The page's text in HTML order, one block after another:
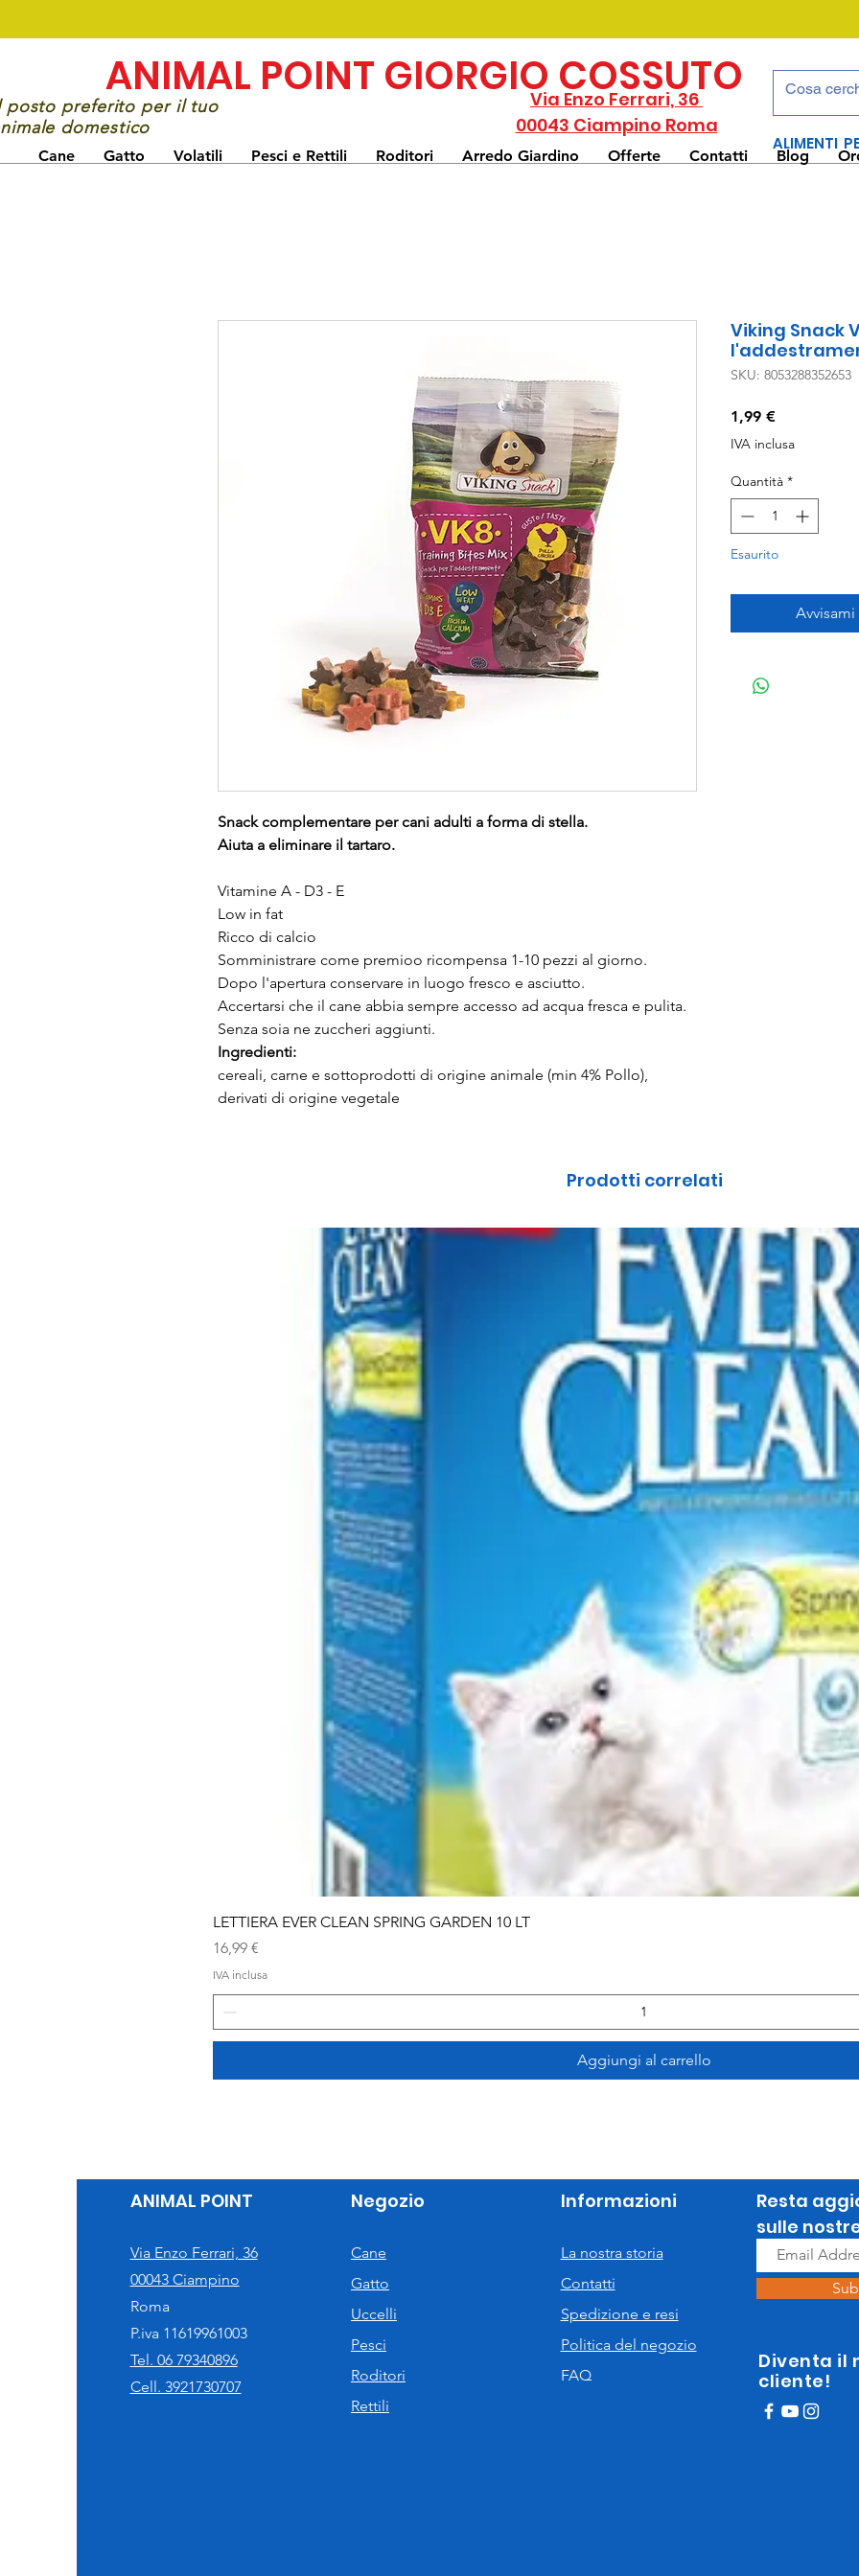
Cane Gatto Volatili Pesci e Rettili Roditori Arredo Giardino Offerte Contatti Blog
ANIMAL POINT GIORGIO COSSUTO
posto preferito per il tuo
domestico
Via Enzo Ferrari, 36
00043 Ciampino Roma
ALIMENTI
Snack complementare per cani adulti a forma di stella.
Aiuta a eliminare il tartaro.
Vitamine A - D3 - E
Low in fat
Ricco di calcio
Somministrare come premioo ricompensa 1-10 pezzi al giorno.
Dopo l'apertura conservare in luogo fresco e asciutto.
Accertarsi che il cane abbia sempre accesso ad acqua fresca e pulita.
Senza soia ne zuccheri aggiunti.
Ingredienti:
cereali, carne e sottoprodotti di origine animale (min 4% Pollo),
derivati di origine vegetale
Viking Snack
SKU: 8053288352653
1,99 €Prezzo
IVA inclusa
Quantità *
Esaurito
Prodotti correlati
LETTIERA EVER CLEAN SPRING GARDEN 10 LT
Prezzo
16,99 €
IVA inclusa
Aggiungi al carrello
ANIMAL POINT
Via Enzo Ferrari, 36
00043 Ciampino
Roma
P.iva 11619961003
Tel. 06 79340896
Cell. 3921730707
Negozio
Cane
Gatto
Uccelli
Pesci
Roditori
Rettili
Informazioni
La nostra storia
Contatti
Spedizione e resi
Politica del negozio
FAQ
Resta
sulle
Diventa il
cliente!